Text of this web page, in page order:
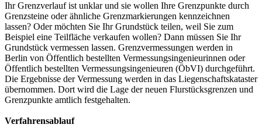
Ihr Grenzverlauf ist unklar und sie wollen Ihre Grenzpunkte durch
Grenzsteine oder ähnliche Grenzmarkierungen kennzeichnen
lassen? Oder möchten Sie Ihr Grundstück teilen, weil Sie zum
Beispiel eine Teilfläche verkaufen wollen? Dann müssen Sie Ihr
Grundstück vermessen lassen. Grenzvermessungen werden in
Berlin von Öffentlich bestellten Vermessungsingenieurinnen oder
Öffentlich bestellten Vermessungsingenieuren (ÖbVI) durchgeführt.
Die Ergebnisse der Vermessung werden in das Liegenschaftskataster
übernommen. Dort wird die Lage der neuen Flurstücksgrenzen und
Grenzpunkte amtlich festgehalten.
Verfahrensablauf